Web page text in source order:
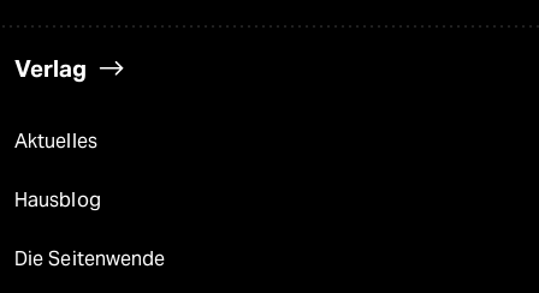
Verlag
Aktuelles
Hausblog
Die Seitenwende